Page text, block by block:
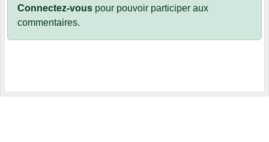
Connectez-vous pour pouvoir participer aux
commentaires.